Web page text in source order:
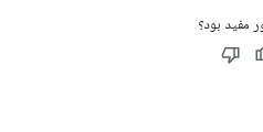
مفید بود؟